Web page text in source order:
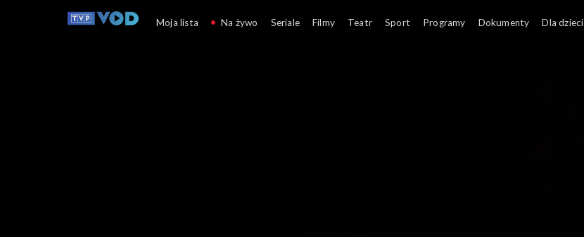
Smerfy
Moja lista Na żywo Seriale Filmy Teatr Sport Programy Dokumenty Dla dzieci